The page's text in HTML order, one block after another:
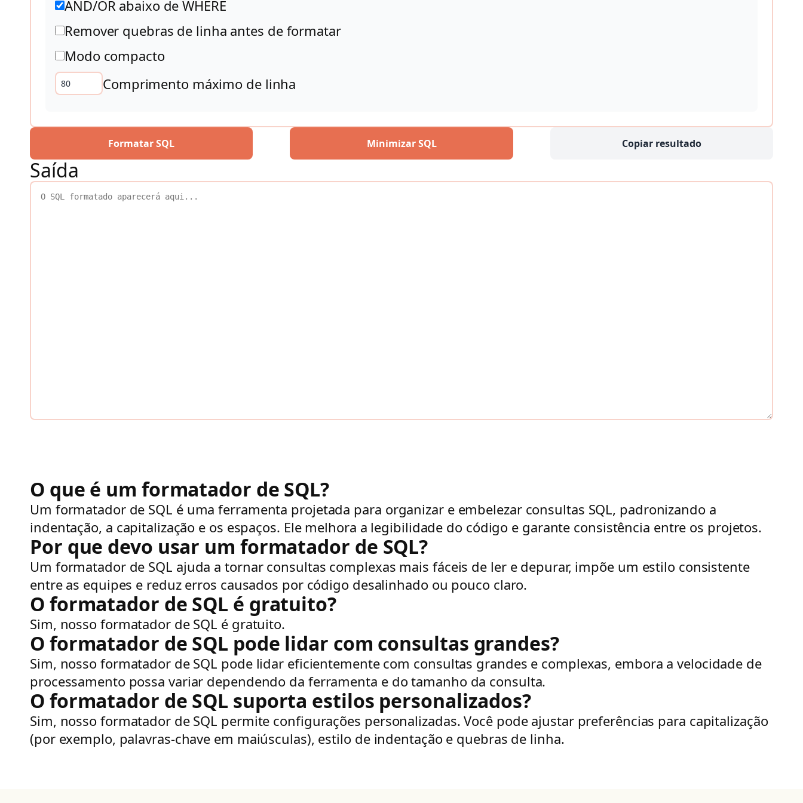
AND/OR abaixo de WHERE
Remover quebras de linha antes de formatar
Modo compacto
Comprimento máximo de linha
Formatar SQL Minimizar SQL Copiar resultado
Saída
O que é um formatador de SQL?
Um formatador de SQL é uma ferramenta projetada para organizar e embelezar consultas SQL, padronizando a
indentação, a capitalização e os espaços. Ele melhora a legibilidade do código e garante consistência entre os projetos.
Por que devo usar um formatador de SQL?
Um formatador de SQL ajuda a tornar consultas complexas mais fáceis de ler e depurar, impõe um estilo consistente
entre as equipes e reduz erros causados por código desalinhado ou pouco claro.
O formatador de SQL é gratuito?
Sim, nosso formatador de SQL é gratuito.
O formatador de SQL pode lidar com consultas grandes?
Sim, nosso formatador de SQL pode lidar eficientemente com consultas grandes e complexas, embora a velocidade de
processamento possa variar dependendo da ferramenta e do tamanho da consulta.
O formatador de SQL suporta estilos personalizados?
Sim, nosso formatador de SQL permite configurações personalizadas. Você pode ajustar preferências para capitalização
(por exemplo, palavras-chave em maiúsculas), estilo de indentação e quebras de linha.